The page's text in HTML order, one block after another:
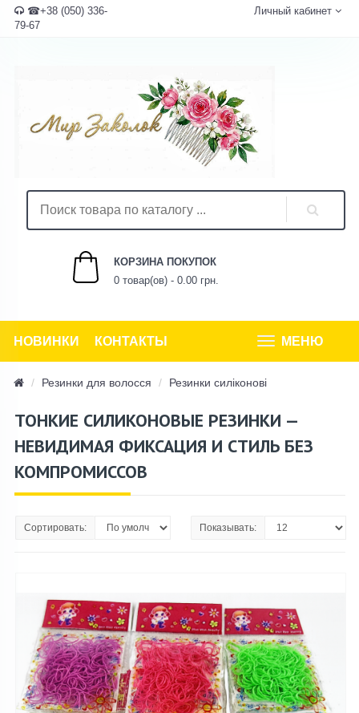
☎+38 (050) 336-
79-67
Личный кабинет
КОРЗИНА ПОКУПОК
0 товар(ов) - 0.00 грн.
НОВИНКИ КОНТАКТЫ МЕНЮ
Резинки для волосся Резинки силіконові
ТОНКИЕ СИЛИКОНОВЫЕ РЕЗИНКИ —
НЕВИДИМАЯ ФИКСАЦИЯ И СТИЛЬ БЕЗ
КОМПРОМИССОВ
Сортировать: Показывать: